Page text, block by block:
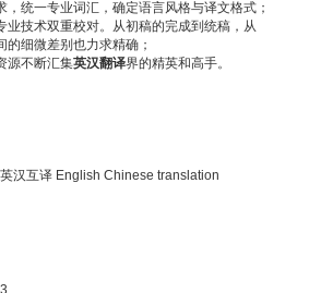
，统一专业词汇，确定语言风格与译文格式；
业技术双重校对。从初稿的完成到统稿，从
细微差别也力求精确；
源不断汇集英汉翻译界的精英和高手。
汉互译 English Chinese translation